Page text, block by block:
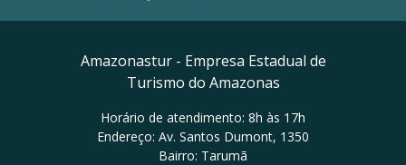
Amazonastur - Empresa Estadual de
Turismo do Amazonas
Horário de atendimento: 8h às 17h
Endereço: Av. Santos Dumont, 1350
Bairro: Tarumã